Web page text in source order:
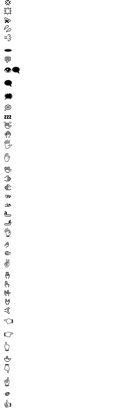
💢
💥
💫
💦
💨
🕳️
💬
👁️‍🗨️
🗨️
🗯️
💭
💤
👋
🤚
🖐️
✋
🖖
🫱
🫲
🫳
🫴
🫷
🫸
👌
🤌
🤏
✌️
🤞
🫰
🤟
🤘
🤙
👈
👉
👆
🖕
👇
☝️
🫵
👍